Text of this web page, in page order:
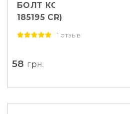
БОЛТ КОЛЕСНЫЙ
185195 CR)
1 отзыв
58 грн.